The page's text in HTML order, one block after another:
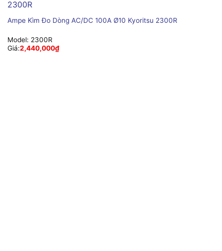
Ampe Kìm Đo Dòng AC/DC 100A Ø10 Kyoritsu 2300R
Model: 2300R
Giá:2,440,000₫